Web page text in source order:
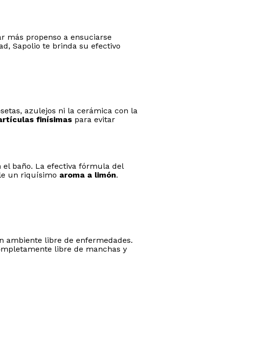
más propenso a ensuciarse
Sapolio te brinda su efectivo
azulejos ni la cerámica con la
finísimaspara evitar
baño. La efectiva fórmula del
un riquísimo aroma a limón.
ambiente libre de enfermedades.
libre de manchas y